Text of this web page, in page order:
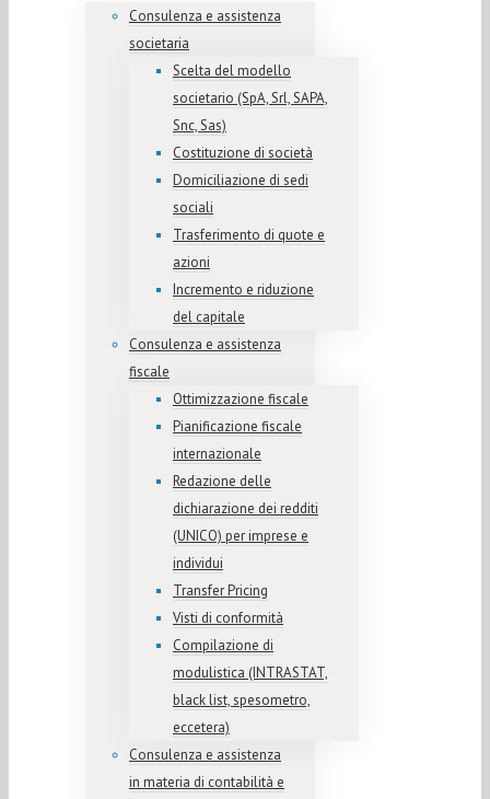
Consulenza e assistenza
societaria
Scelta del modello
societario (SpA, Srl, SAPA,
Snc, Sas)
Costituzione di società
Domiciliazione di sedi
sociali
Trasferimento di quote e
azioni
Incremento e riduzione
del capitale
Consulenza e assistenza
fiscale
Ottimizzazione fiscale
Pianificazione fiscale
internazionale
Redazione delle
dichiarazione dei redditi
(UNICO) per imprese e
individui
Transfer Pricing
Visti di conformità
Compilazione di
modulistica (INTRASTAT,
black list, spesometro,
eccetera)
Consulenza e assistenza
in materia di contabilità e